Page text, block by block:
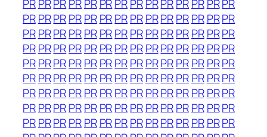
PRPRPRPRPR PRPRPRPRPRPRPR PRPR
PRPRPRPRPR PRPRPRPRPRPRPR PRPR
PRPRPRPRPR PRPRPRPRPRPRPR PRPR
PRPRPRPRPR PRPRPRPRPRPRPR PRPR
PRPRPRPRPR PRPRPRPRPRPRPR PRPR
PRPRPRPRPR PRPRPRPRPRPRPR PRPR
PRPRPRPRPR PRPRPRPRPRPRPR PRPR
PRPRPRPRPR PRPRPRPRPRPRPR PRPR
PRPRPRPRPR PRPRPRPRPRPRPR PRPR